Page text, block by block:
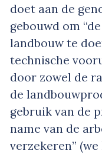
doet aan de
gebouwd om
landbouw te
technische
door zowel de
de
gebruik van de
name van de
verzekeren”